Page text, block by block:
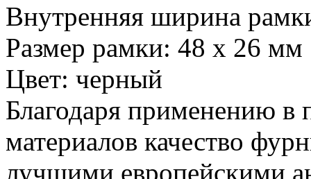
Внутренняя ширина
Размер рамки: 48 х 26 мм
Цвет: черный
Благодаря применению в
материалов качество
лучшими европейскими